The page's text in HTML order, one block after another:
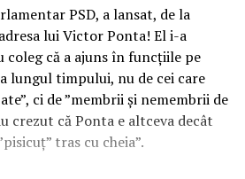
PSD, a lansat, de la
lui Victor Ponta! El i-a
că a ajuns în funcţiile pe
lungul timpului, nu de cei care
ci de ”membrii şi nemembrii de
crezut că Ponta e altceva decât
tras cu cheia”.